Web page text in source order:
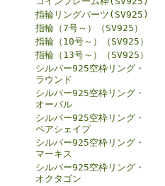
指輪リングパーツ(SV925)
指輪（7号～）（SV925）
指輪（10号～）（SV925）
指輪（13号～）（SV925）
シルバー925空枠リング・
ラウンド
シルバー925空枠リング・
オーバル
シルバー925空枠リング・
ペアシェイプ
シルバー925空枠リング・
マーキス
シルバー925空枠リング・
オクタゴン